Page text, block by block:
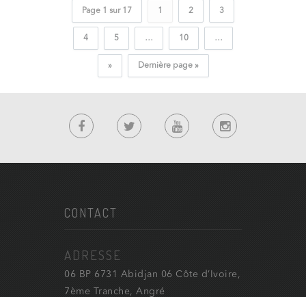
Page 1 sur 17 1 2 3
4 5 … 10 …
» Dernière page »
CONTACT
ADRESSE
06 BP 6731 Abidjan 06 Côte d’Ivoire,
7ème Tranche, Angré